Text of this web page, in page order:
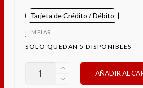
Tarjeta de Crédito / Débito
LIMPIAR
SOLO QUEDAN 5 DISPONIBLES
AÑADIR AL